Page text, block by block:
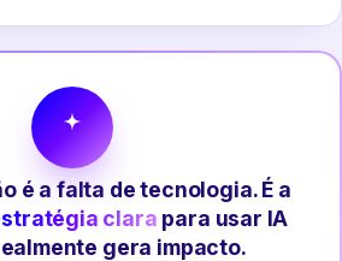
é a falta de tecnologia. É a
clara para usar IA
gera impacto.